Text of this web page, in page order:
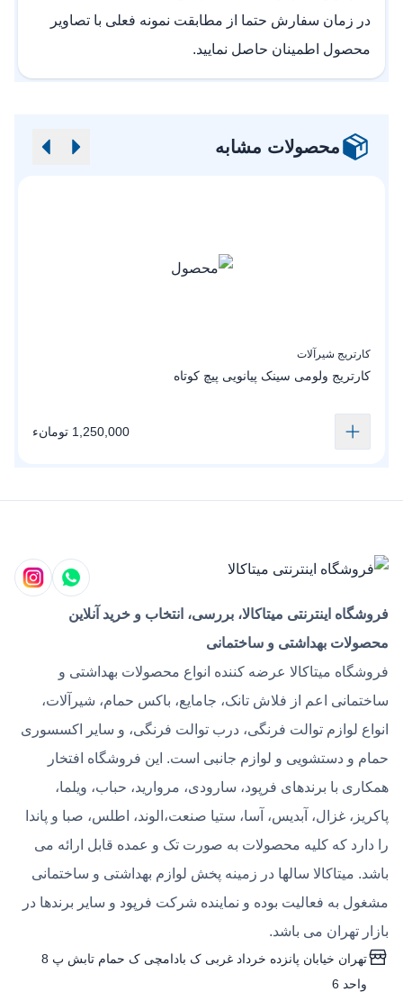
در زمان سفارش حتما از مطابقت نمونه فعلی با تصاویر
محصول اطمینان حاصل نمایید.
محصولات مشابه
کارتریج شیرآلات
کارتریج ولومی سینک پیانویی پیچ کوتاه
1,250,000 تومانء
فروشگاه اینترنتی میتاکالا، بررسی، انتخاب و خرید آنلاین
محصولات بهداشتی و ساختمانی
فروشگاه میتاکالا عرضه کننده انواع محصولات بهداشتی و
ساختمانی اعم از فلاش تانک، جامایع، باکس حمام، شیرآلات،
انواع لوازم توالت فرنگی، درب توالت فرنگی، و سایر اکسسوری
حمام و دستشویی و لوازم جانبی است. این فروشگاه افتخار
همکاری با برندهای فرپود، سارودی، مروارید، حباب، ویلما،
پاکریز، غزال، آبدیس، آسا، ستیا صنعت،الوند، اطلس، صبا و پاندا
را دارد که کلیه محصولات به صورت تک و عمده قابل ارائه می
باشد. میتاکالا سالها در زمینه پخش لوازم بهداشتی و ساختمانی
مشغول به فعالیت بوده و نماینده شرکت فرپود و سایر برندها در
بازار تهران می باشد.
تهران خیابان پانزده خرداد غربی ک بادامچی ک حمام تابش پ 8
واحد 6